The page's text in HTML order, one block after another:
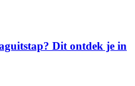
Dit ontdek je in